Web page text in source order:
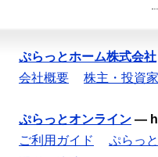
ぷらっとホーム株式会社
会社概要
株主・投資
ぷらっとオンライン —
ご利用ガイド
ぷらっ